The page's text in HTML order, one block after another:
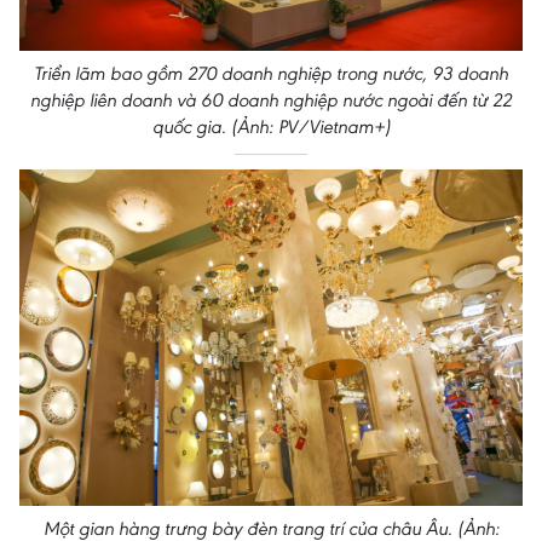
Triển lãm bao gồm 270 doanh nghiệp trong nước, 93 doanh
nghiệp liên doanh và 60 doanh nghiệp nước ngoài đến từ 22
quốc gia. (Ảnh: PV/Vietnam+)
Một gian hàng trưng bày đèn trang trí của châu Âu. (Ảnh: